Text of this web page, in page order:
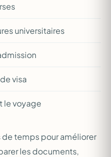
universitaires
visa
le voyage
temps pour améliorer
les documents,